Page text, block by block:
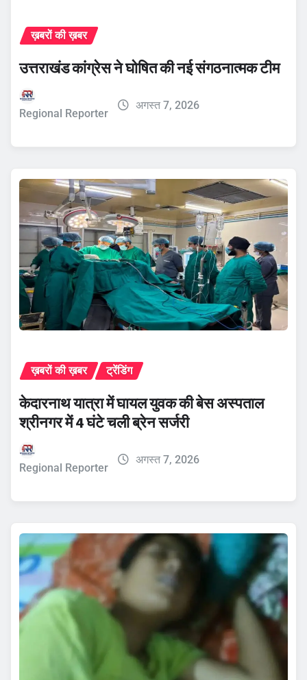
ख़बरों की ख़बर
उत्तराखंड कांग्रेस ने घोषित की नई संगठनात्मक टीम
Regional Reporter
अगस्त 7, 2026
ख़बरों की ख़बर ट्रेंडिंग
केदारनाथ यात्रा में घायल युवक की बेस अस्पताल
श्रीनगर में 4 घंटे चली ब्रेन सर्जरी
Regional Reporter
अगस्त 7, 2026